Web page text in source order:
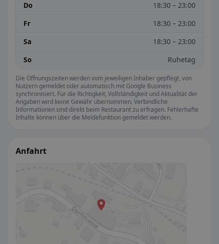
Do
18:30 – 23:00
Fr
18:30 – 23:00
Sa
18:30 – 23:00
So
Ruhetag
Die Öffnungszeiten werden vom jeweiligen Inhaber gepflegt, von
Nutzern gemeldet oder automatisch mit Google Business
synchronisiert. Für die Richtigkeit, Vollständigkeit und Aktualität der
Angaben wird keine Gewähr übernommen. Verbindliche
Informationen sind direkt beim Restaurant zu erfragen. Fehlerhafte
Inhalte können über die Meldefunktion gemeldet werden.
Anfahrt